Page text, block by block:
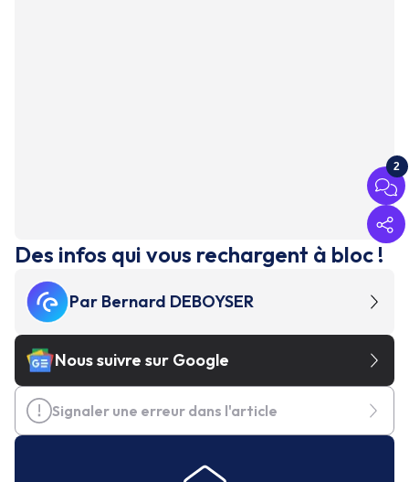
2
Des infos qui vous rechargent à bloc !
Par Bernard DEBOYSER
Nous suivre sur Google
Signaler une erreur dans l'article